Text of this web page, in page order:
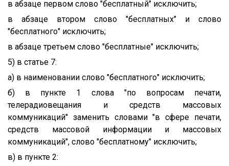
в абзаце первом слово "бесплатный" исключить;
в абзаце втором слово "бесплатных" и слово
"бесплатного" исключить;
в абзаце третьем слово "бесплатные" исключить;
5) в статье 7:
а) в наименовании слово "бесплатного" исключить;
б) в пункте 1 слова "по вопросам печати,
телерадиовещания и средств массовых
коммуникаций" заменить словами "в сфере печати,
средств массовой информации и массовых
коммуникаций", слово "бесплатному" исключить;
в) в пункте 2: